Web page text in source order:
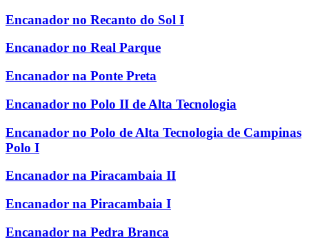
Encanador no Recanto do Sol I
Encanador no Real Parque
Encanador na Ponte Preta
Encanador no Polo II de Alta Tecnologia
Encanador no Polo de Alta Tecnologia de Campinas
Polo I
Encanador na Piracambaia II
Encanador na Piracambaia I
Encanador na Pedra Branca